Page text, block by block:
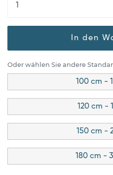
In den
Oder wählen Sie andere
100 cm -
120 cm -
150 cm -
180 cm -